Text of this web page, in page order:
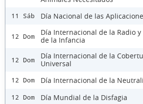
11 Sáb Día Nacional de las
12 Dom
Día Internacional de la Radio
de la Infancia
12 Dom
Día Internacional de la
Universal
12 Dom Día Internacional de la
12 Dom Día Mundial de la Disfagia